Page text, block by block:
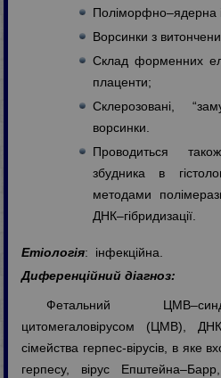
Поліморфно–ядерна
Ворсинки з
Склад форменних
плаценти;
Склерозовані,
ворсинки.
Проводиться
збудника в
методами
ДНК–гібридизації.
Етіологія: інфекційна.
Диференційний діагноз:
Фетальний
цитомегаловірусом (ЦМВ),
сімейства герпес-вірусів, в яке
герпесу, вірус